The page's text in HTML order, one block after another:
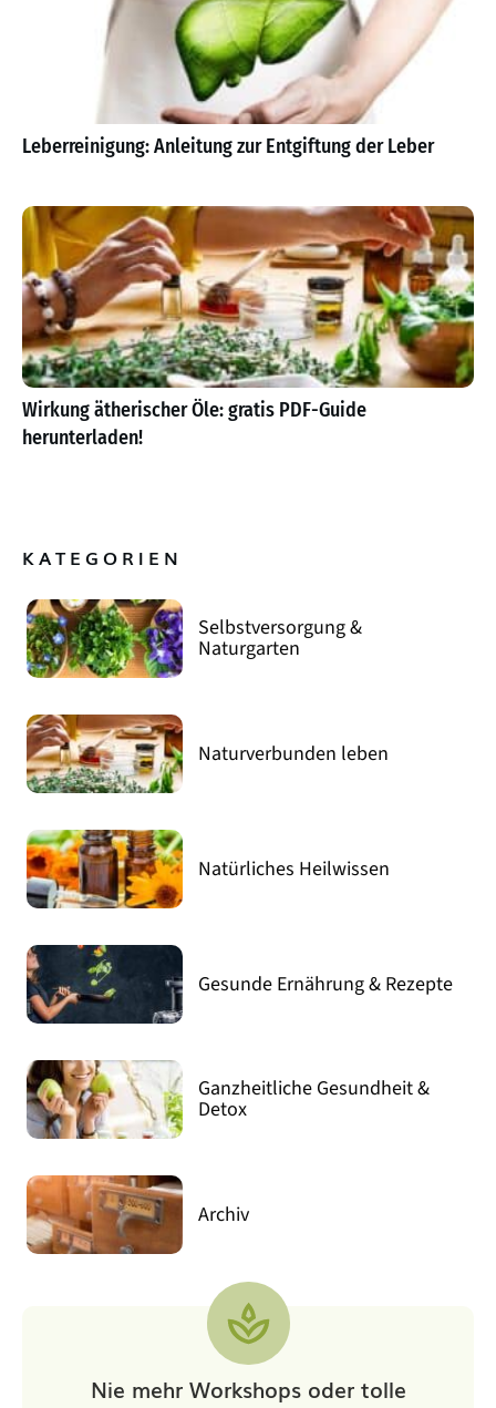
Leberreinigung: Anleitung zur Entgiftung der Leber
Wirkung ätherischer Öle: gratis PDF-Guide
herunterladen!
KATEGORIEN
Selbstversorgung &
Naturgarten
Naturverbunden leben
Natürliches Heilwissen
Gesunde Ernährung & Rezepte
Ganzheitliche Gesundheit &
Detox
Archiv
Nie mehr Workshops oder tolle